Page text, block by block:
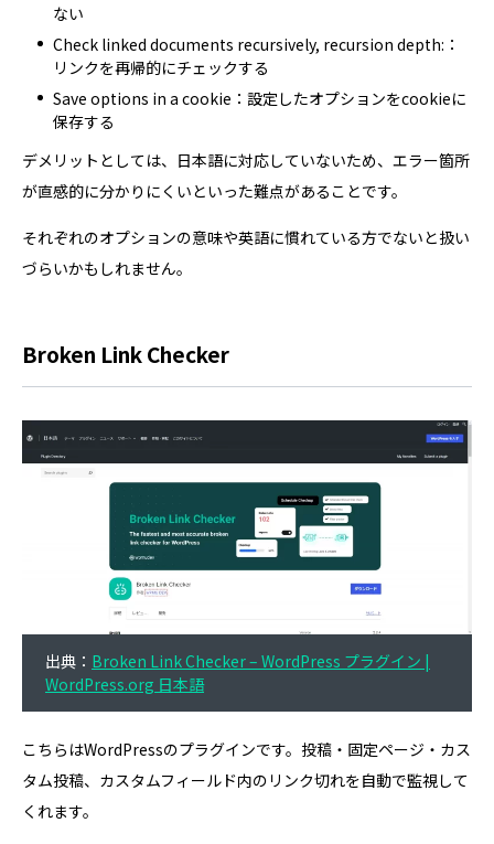
ない
Check linked documents recursively, recursion depth:：
リンクを再帰的にチェックする
Save options in a cookie：設定したオプションをcookieに
保存する
デメリットとしては、日本語に対応していないため、エラー箇所
が直感的に分かりにくいといった難点があることです。
それぞれのオプションの意味や英語に慣れている方でないと扱い
づらいかもしれません。
Broken Link Checker
出典： Broken Link Checker – WordPress プラグイン |
WordPress.org 日本語
こちらはWordPressのプラグインです。投稿・固定ページ・カス
タム投稿、カスタムフィールド内のリンク切れを自動で監視して
くれます。